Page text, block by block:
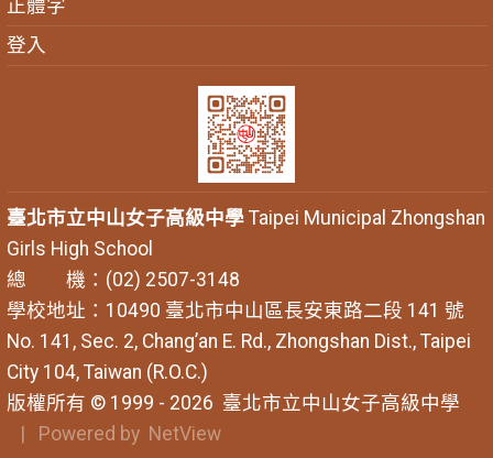
正體字
登入
臺北市立中山女子高級中學Taipei Municipal Zhongshan
Girls High School
總 機：(02) 2507-3148
學校地址：10490 臺北市中山區長安東路二段 141 號
No. 141, Sec. 2, Chang’an E. Rd., Zhongshan Dist., Taipei
City 104, Taiwan (R.O.C.)
版權所有 © 1999 - 2026 臺北市立中山女子高級中學
| Powered by NetView